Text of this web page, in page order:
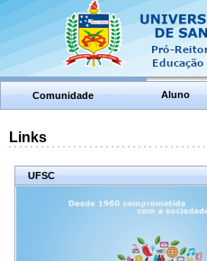
Comunidade Aluno
Links
UFSC